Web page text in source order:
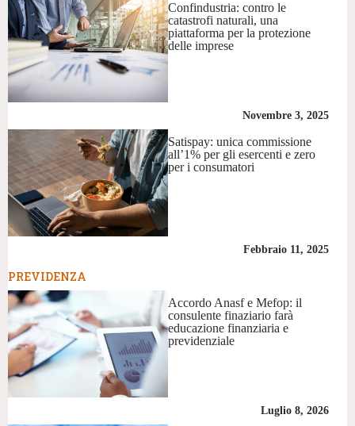
Confindustria: contro le
catastrofi naturali, una
piattaforma per la protezione
delle imprese
Novembre 3, 2025
Satispay: unica commissione
all’1% per gli esercenti e zero
per i consumatori
Febbraio 11, 2025
PREVIDENZA
Accordo Anasf e Mefop: il
consulente finaziario farà
educazione finanziaria e
previdenziale
Luglio 8, 2026